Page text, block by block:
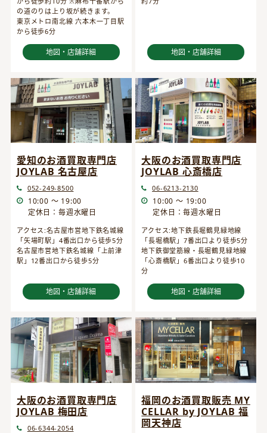
の道のりは上り坂が続きます。
東京メトロ南北線 六本木一丁目駅
から徒歩6分
地図・店舗詳細 地図・店舗詳細
愛知のお酒買取専門店
JOYLAB 名古屋店
052-249-8500
10:00 ～ 19:00
定休日：毎週水曜日
アクセス:名古屋市営地下鉄名城線
「矢場町駅」4番出口から徒歩5分
名古屋市営地下鉄名城線「上前津
駅」12番出口から徒歩5分
地図・店舗詳細
大阪のお酒買取専門店
JOYLAB 心斎橋店
06-6213-2130
10:00 ～ 19:00
定休日：毎週水曜日
アクセス:地下鉄長堀鶴見緑地線
「長堀橋駅」7番出口より徒歩5分
地下鉄御堂筋線・長堀鶴見緑地線
「心斎橋駅」6番出口より徒歩10
分
地図・店舗詳細
大阪のお酒買取専門店
JOYLAB 梅田店
06-6344-2054
福岡のお酒買取販売 MY
CELLAR by JOYLAB 福
岡天神店